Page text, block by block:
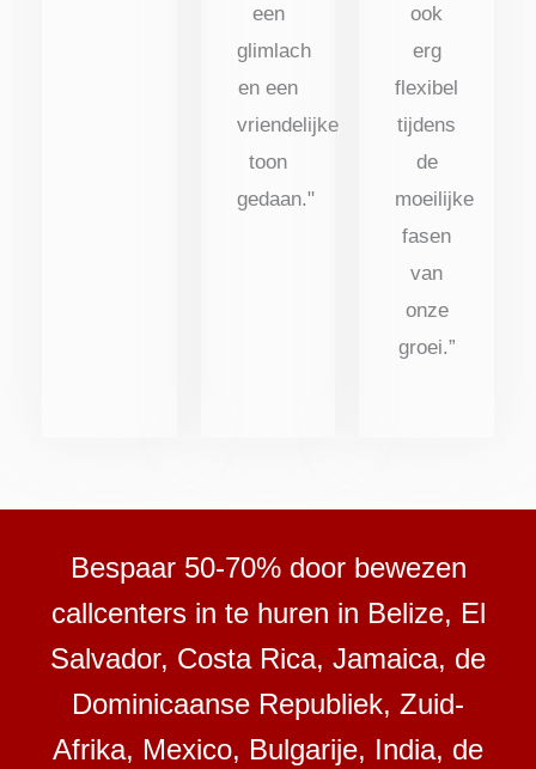
een
glimlach
en een
vriendelijke
toon
gedaan."
ook
erg
flexibel
tijdens
de
moeilijke
fasen
van
onze
groei.”
Bespaar 50-70% door bewezen
callcenters in te huren in Belize, El
Salvador, Costa Rica, Jamaica, de
Dominicaanse Republiek, Zuid-
Afrika, Mexico, Bulgarije, India, de